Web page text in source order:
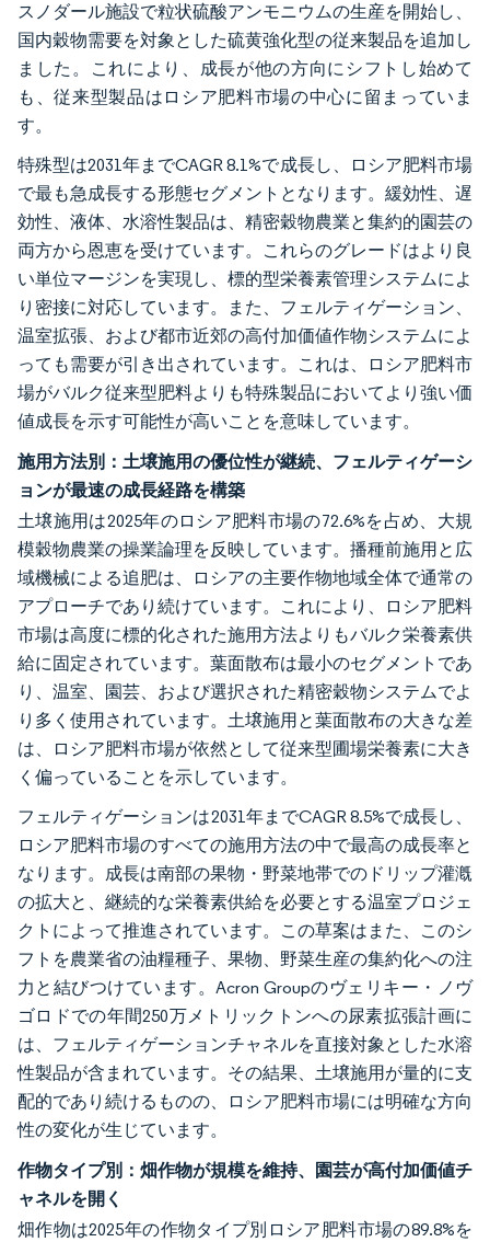
スノダール施設で粒状硫酸アンモニウムの生産を開始し、
国内穀物需要を対象とした硫黄強化型の従来製品を追加し
ました。これにより、成長が他の方向にシフトし始めて
も、従来型製品はロシア肥料市場の中心に留まっていま
す。
特殊型は2031年までCAGR 8.1%で成長し、ロシア肥料市場
で最も急成長する形態セグメントとなります。緩効性、遅
効性、液体、水溶性製品は、精密穀物農業と集約的園芸の
両方から恩恵を受けています。これらのグレードはより良
い単位マージンを実現し、標的型栄養素管理システムによ
り密接に対応しています。また、フェルティゲーション、
温室拡張、および都市近郊の高付加価値作物システムによ
っても需要が引き出されています。これは、ロシア肥料市
場がバルク従来型肥料よりも特殊製品においてより強い価
値成長を示す可能性が高いことを意味しています。
施用方法別：土壌施用の優位性が継続、フェルティゲーシ
ョンが最速の成長経路を構築
土壌施用は2025年のロシア肥料市場の72.6%を占め、大規
模穀物農業の操業論理を反映しています。播種前施用と広
域機械による追肥は、ロシアの主要作物地域全体で通常の
アプローチであり続けています。これにより、ロシア肥料
市場は高度に標的化された施用方法よりもバルク栄養素供
給に固定されています。葉面散布は最小のセグメントであ
り、温室、園芸、および選択された精密穀物システムでよ
り多く使用されています。土壌施用と葉面散布の大きな差
は、ロシア肥料市場が依然として従来型圃場栄養素に大き
く偏っていることを示しています。
フェルティゲーションは2031年までCAGR 8.5%で成長し、
ロシア肥料市場のすべての施用方法の中で最高の成長率と
なります。成長は南部の果物・野菜地帯でのドリップ灌漑
の拡大と、継続的な栄養素供給を必要とする温室プロジェ
クトによって推進されています。この草案はまた、このシ
フトを農業省の油糧種子、果物、野菜生産の集約化への注
力と結びつけています。Acron Groupのヴェリキー・ノヴ
ゴロドでの年間250万メトリックトンへの尿素拡張計画に
は、フェルティゲーションチャネルを直接対象とした水溶
性製品が含まれています。その結果、土壌施用が量的に支
配的であり続けるものの、ロシア肥料市場には明確な方向
性の変化が生じています。
作物タイプ別：畑作物が規模を維持、園芸が高付加価値チ
ャネルを開く
畑作物は2025年の作物タイプ別ロシア肥料市場の89.8%を